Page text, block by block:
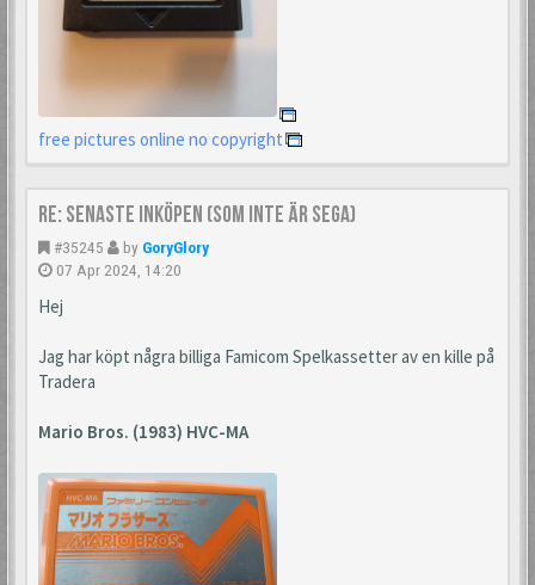
free pictures online no copyright
Re: Senaste inköpen (som inte är Sega)
#35245 by GoryGlory
07 Apr 2024, 14:20
Hej
Jag har köpt några billiga Famicom Spelkassetter av en kille på
Tradera
Mario Bros. (1983) HVC-MA